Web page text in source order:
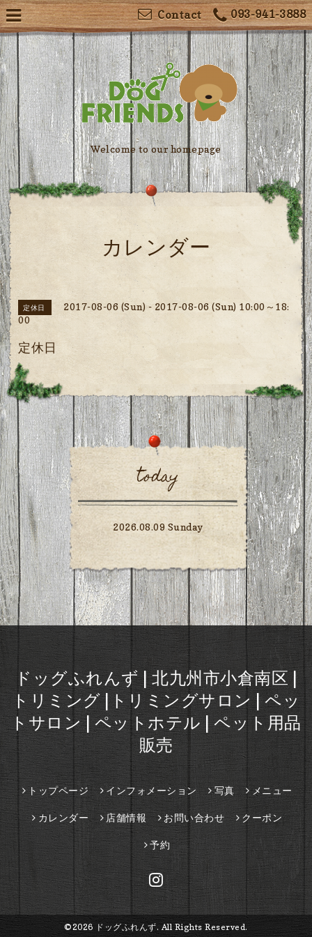
093-941-3888
Contact
Welcome to our homepage
カレンダー
定休日
2017-08-06 (Sun) - 2017-08-06 (Sun) 10:00～18:
00
定休日
today
2026.08.09 Sunday
ドッグふれんず | 北九州市小倉南区 |
トリミング |トリミングサロン | ペッ
トサロン | ペットホテル | ペット用品
販売
トップページ インフォメーション 写真 メニュー
カレンダー 店舗情報 お問い合わせ クーポン
予約
©2026 ドッグふれんず. All Rights Reserved.